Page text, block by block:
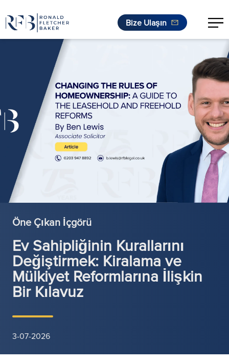
Bize Ulaşın
Öne Çıkan İçgörü
Ev Sahipliğinin Kurallarını
Değiştirmek: Kiralama ve
Mülkiyet Reformlarına İlişkin
Bir Kılavuz
3-07-2026